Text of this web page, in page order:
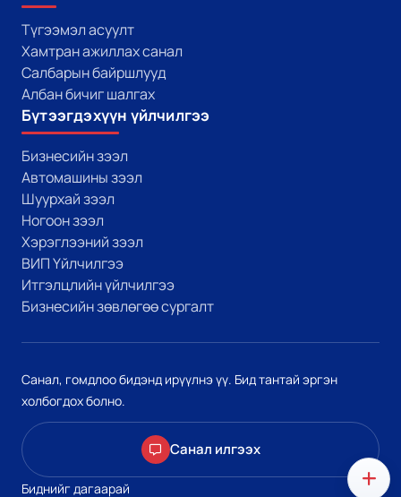
Түгээмэл асуулт
Хамтран ажиллах санал
Салбарын байршлууд
Албан бичиг шалгах
Бүтээгдэхүүн үйлчилгээ
Бизнесийн зээл
Автомашины зээл
Шуурхай зээл
Ногоон зээл
Хэрэглээний зээл
ВИП Үйлчилгээ
Итгэлцлийн үйлчилгээ
Бизнесийн зөвлөгөө сургалт
Санал, гомдлоо бидэнд ирүүлнэ үү. Бид тантай эргэн
холбогдох болно.
Санал илгээх
Биднийг дагаарай